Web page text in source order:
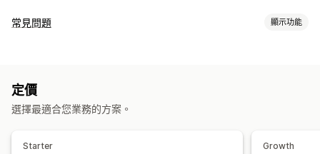
即時傳訊
折扣
自訂
常見問題 顯示功能
定價
選擇最適合您業務的方案。
Starter Growth